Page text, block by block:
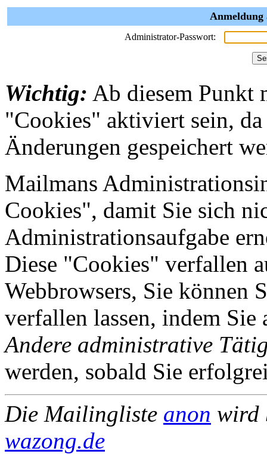
Administrator-Passwort:
Wichtig: Ab diesem Punkt
"Cookies" aktiviert sein,
Änderungen gespeichert
Mailmans
Cookies", damit Sie sich
Administrationsaufgabe
Diese "Cookies" verfallen
Webbrowsers, Sie können
verfallen lassen, indem
Andere administrative
werden, sobald Sie
Die Mailingliste anon wird
wazong.de